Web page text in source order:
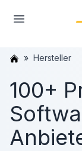
Hersteller
100+